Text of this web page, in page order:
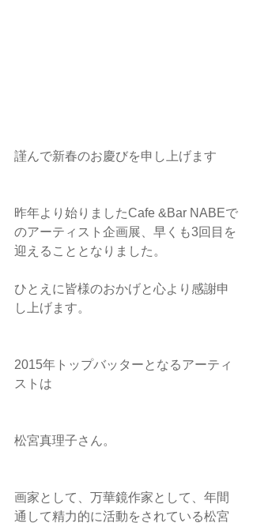
謹んで新春のお慶びを申し上げます
昨年より始りましたCafe &Bar NABEで
のアーティスト企画展、早くも3回目を
迎えることとなりました。
ひとえに皆様のおかげと心より感謝申
し上げます。
2015年トップバッターとなるアーティ
ストは
松宮真理子さん。
画家として、万華鏡作家として、年間
通して精力的に活動をされている松宮